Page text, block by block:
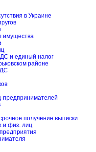
в Украине
имущества
и единый налог
районе
предпринимателей
получение выписки
и физ. лиц